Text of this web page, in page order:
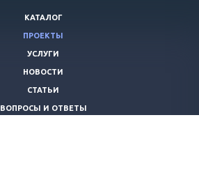
КАТАЛОГ
ПРОЕКТЫ
УСЛУГИ
НОВОСТИ
СТАТЬИ
ВОПРОСЫ И ОТВЕТЫ